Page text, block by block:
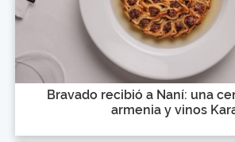
Bravado recibió a Naní: una
armenia y vinos